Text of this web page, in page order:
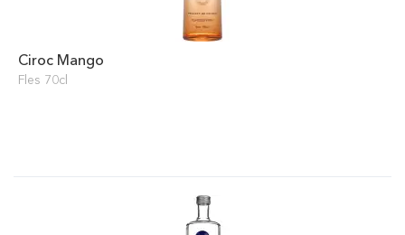
Ciroc Mango
Fles 70cl